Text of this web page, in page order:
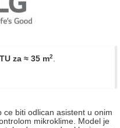
za ≈ 35 m2.
biti odlican asistent u onim
mikroklime. Model je